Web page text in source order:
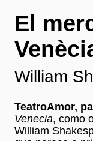
El
William
TeatroAmor,
Venecia, como
William